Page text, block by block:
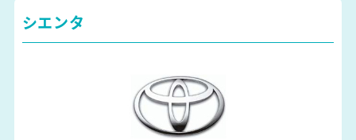
シエンタ